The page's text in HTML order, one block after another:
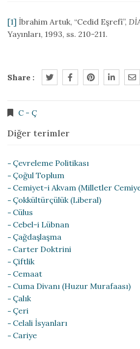
[1] İbrahim Artuk, “Cedid Eşrefî”,
Yayınları, 1993, ss. 210-211.
Share :
C - Ç
Diğer terimler
Çevreleme Politikası
Çoğul Toplum
Cemiyet-i Akvam (Milletler
Çokkültürçülük (Liberal)
Cülus
Cebel-i Lübnan
Çağdaşlaşma
Carter Doktrini
Çiftlik
Cemaat
Cuma Divanı (Huzur Murafaası)
Çalık
Çeri
Celali İsyanları
Cariye